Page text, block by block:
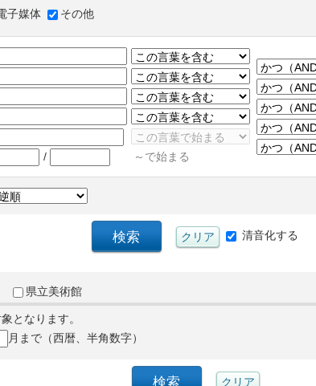
子媒体 その他
/ ～で始まる
清音化する
県立美術館
となります。
月まで（西暦、半角数字）